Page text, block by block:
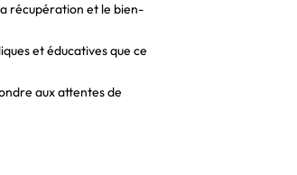
récupération et le bien-
et éducatives que ce
aux attentes de